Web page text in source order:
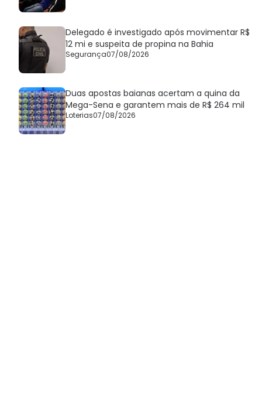
Delegado é investigado após movimentar R$
12 mi e suspeita de propina na Bahia
Segurança07/08/2026
Duas apostas baianas acertam a quina da
Mega-Sena e garantem mais de R$ 264 mil
Loterias07/08/2026